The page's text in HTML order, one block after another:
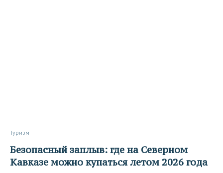
Туризм
Безопасный заплыв: где на Северном
Кавказе можно купаться летом 2026 года